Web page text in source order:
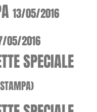
13/05/2016
05/2016
SPECIALE